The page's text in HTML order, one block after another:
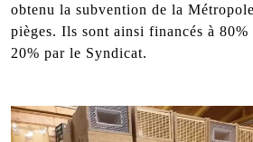
obtenu la subvention de la
pièges. Ils sont ainsi financés à
20% par le Syndicat.